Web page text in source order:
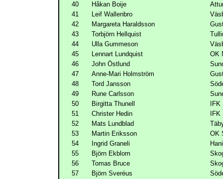
40
Håkan Boije
41
Leif Wallenbro
42
Margareta Haraldsson
43
Torbjörn Hellquist
44
Ulla Gummeson
45
Lennart Lundquist
OK
46
John Östlund
47
Anne-Mari Holmström
48
Tord Jansson
49
Rune Carlsson
50
Birgitta Thunell
51
Christer Hedin
52
Mats Lundblad
53
Martin Eriksson
OK
54
Ingrid Graneli
55
Björn Ekblom
56
Tomas Bruce
57
Björn Sveréus